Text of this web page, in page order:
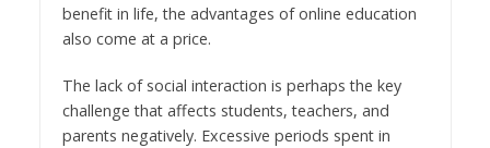
benefit in life, the advantages of online education
also come at a price.
The lack of social interaction is perhaps the key
challenge that affects students, teachers, and
parents negatively. Excessive periods spent in